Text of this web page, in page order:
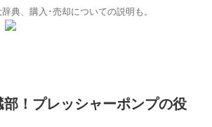
典、購入･売却についての説明も。
部！プレッシャーポンプの役